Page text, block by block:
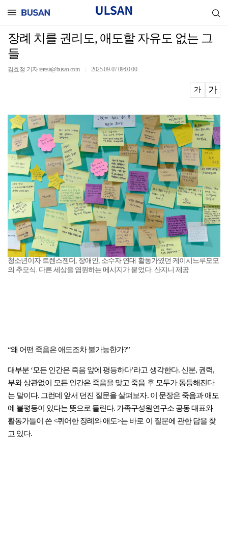
장례 치를 권리도, 애도할 자유도 없는 그
들
김효정 기자 teresa@busan.com 2025-09-07 09:00:00
가 가
청소년이자 트렌스젠더, 장애인, 소수자 연대 활동가였던 케이시느루모모
의 추모식. 다른 세상을 염원하는 메시지가 붙었다. 산지니 제공
“왜 어떤 죽음은 애도조차 불가능한가?”
대부분 ‘모든 인간은 죽음 앞에 평등하다’라고 생각한다. 신분, 권력,
부와 상관없이 모든 인간은 죽음을 맞고 죽음 후 모두가 동등해진다
는 말이다. 그런데 앞서 던진 질문을 살펴보자. 이 문장은 죽음과 애도
에 불평등이 있다는 뜻으로 들린다. 가족구성원연구소 공동 대표와
활동가들이 쓴 <퀴어한 장례와 애도>는 바로 이 질문에 관한 답을 찾
고 있다.